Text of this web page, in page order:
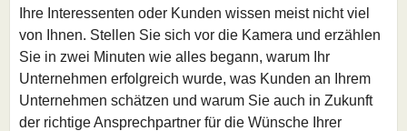
Ihre Interessenten oder Kunden wissen meist nicht viel
von Ihnen. Stellen Sie sich vor die Kamera und erzählen
Sie in zwei Minuten wie alles begann, warum Ihr
Unternehmen erfolgreich wurde, was Kunden an Ihrem
Unternehmen schätzen und warum Sie auch in Zukunft
der richtige Ansprechpartner für die Wünsche Ihrer